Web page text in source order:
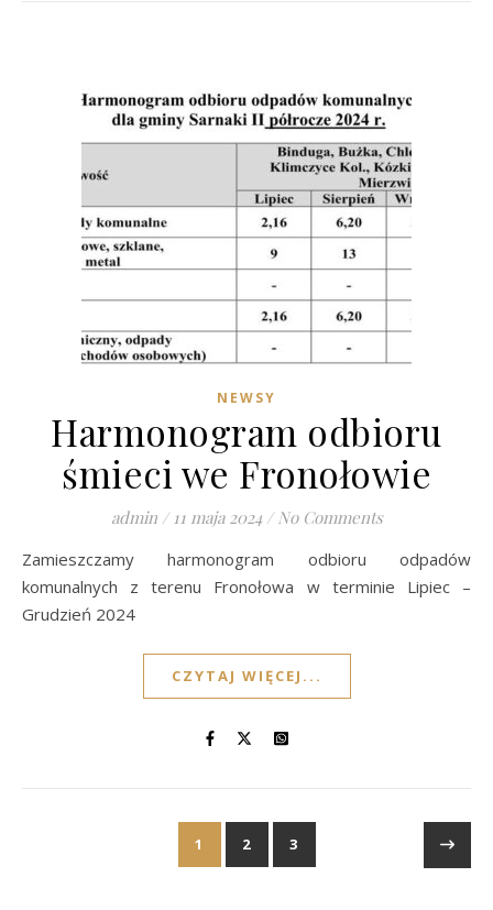
NEWSY
Harmonogram odbioru
śmieci we Fronołowie
admin / 11 maja 2024 / No Comments
Zamieszczamy harmonogram odbioru odpadów
komunalnych z terenu Fronołowa w terminie Lipiec –
Grudzień 2024
CZYTAJ WIĘCEJ...
1 2 3